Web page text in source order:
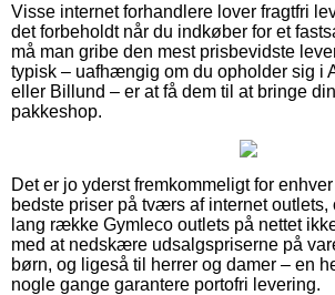
Visse internet forhandlere lover fragtfri
det forbeholdt når du indkøber for et
må man gribe den mest prisbevidste
typisk – uafhængig om du opholder sig i
eller Billund – er at få dem til at bringe
pakkeshop.
Det er jo yderst fremkommeligt for
bedste priser på tværs af internet outlets,
lang række Gymleco outlets på nettet
med at nedskære udsalgspriserne på
børn, og ligeså til herrer og damer – en
nogle gange garantere portofri levering.